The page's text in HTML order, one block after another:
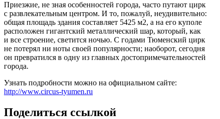
Приезжие, не зная особенностей города, часто путают цирк
с развлекательным центром. И то, пожалуй, неудивительно:
общая площадь здания составляет 5425 м2, а на его куполе
расположен гигантский металлический шар, который, как
и все строение, светится ночью. С годами Тюменский цирк
не потерял ни ноты своей популярности; наоборот, сегодня
он превратился в одну из главных достопримечательностей
города.
Узнать подробности можно на официальном сайте:
http://www.circus-tyumen.ru
Поделиться ссылкой